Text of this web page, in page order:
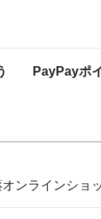
PayPayポ
オンラインショ